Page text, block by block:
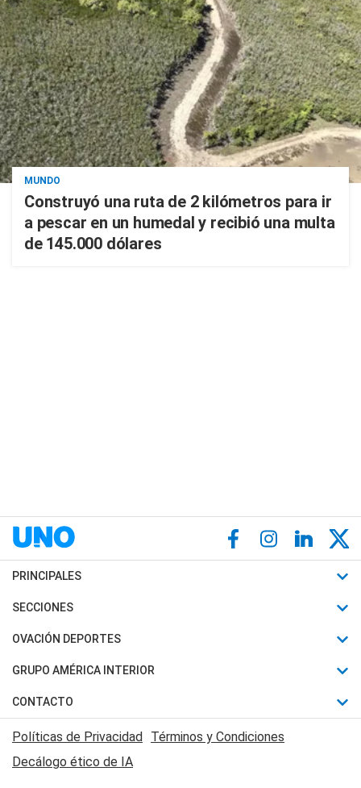
MUNDO
Construyó una ruta de 2 kilómetros para ir
a pescar en un humedal y recibió una multa
de 145.000 dólares
PRINCIPALES
Últimas Noticias
Política
Judiciales
Economia
SECCIONES
Horóscopo
Motores
Trucos caseros
Series y Películas
Edictos y Solicitadas
OVACIÓN DEPORTES
Fútbol
Mundial
Automovilismo
Rugby
GRUPO AMÉRICA INTERIOR
Canal 7 en Vivo
CONTACTO
Acerca de Nosotros
Contactanos
Políticas de Privacidad Términos y Condiciones
Decálogo ético de IA